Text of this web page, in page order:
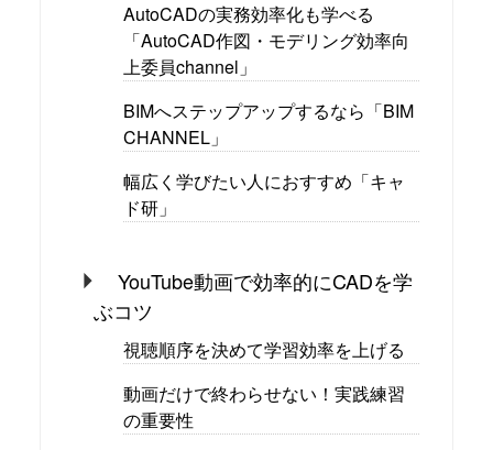
AutoCADの実務効率化も学べる
「AutoCAD作図・モデリング効率向
上委員channel」
BIMへステップアップするなら「BIM
CHANNEL」
幅広く学びたい人におすすめ「キャ
ド研」
YouTube動画で効率的にCADを学
ぶコツ
視聴順序を決めて学習効率を上げる
動画だけで終わらせない！実践練習
の重要性